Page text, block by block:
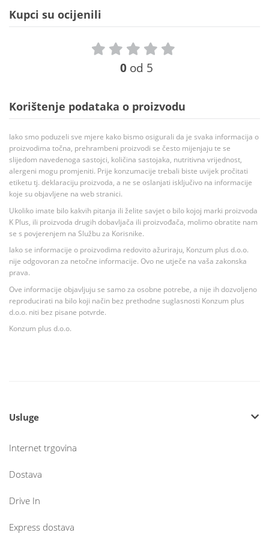
Kupci su ocijenili
0 od 5
Korištenje podataka o proizvodu
Iako smo poduzeli sve mjere kako bismo osigurali da je svaka informacija o
proizvodima točna, prehrambeni proizvodi se često mijenjaju te se
slijedom navedenoga sastojci, količina sastojaka, nutritivna vrijednost,
alergeni mogu promjeniti. Prije konzumacije trebali biste uvijek pročitati
etiketu tj. deklaraciju proizvoda, a ne se oslanjati isključivo na informacije
koje su objavljene na web stranici.
Ukoliko imate bilo kakvih pitanja ili želite savjet o bilo kojoj marki proizvoda
K Plus, ili proizvoda drugih dobavljača ili proizvođača, molimo obratite nam
se s povjerenjem na Službu za Korisnike.
Iako se informacije o proizvodima redovito ažuriraju, Konzum plus d.o.o.
nije odgovoran za netočne informacije. Ovo ne utječe na vaša zakonska
prava.
Ove informacije objavljuju se samo za osobne potrebe, a nije ih dozvoljeno
reproducirati na bilo koji način bez prethodne suglasnosti Konzum plus
d.o.o. niti bez pisane potvrde.
Konzum plus d.o.o.
Usluge
Internet trgovina
Dostava
Drive In
Express dostava